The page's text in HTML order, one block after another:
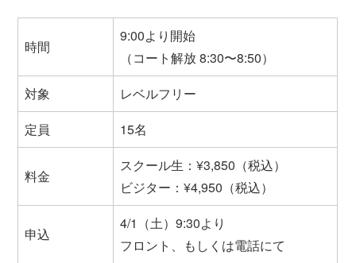
時間
9:00より開始
（コート解放 8:30〜8:50）
対象
レベルフリー
定員
15名
料金
スクール生：¥3,850（税込）
ビジター：¥4,950（税込）
申込
4/1（土）9:30より
フロント、もしくは電話にて